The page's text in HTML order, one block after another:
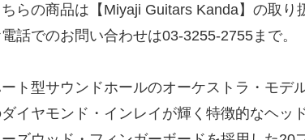
らの商品は【Miyaji Guitars Kanda】の取り
話でのお問い合わせは03-3255-2755まで。
ト型サウンドホールのオーケストラ・モデ
イヤモンド・インレイが輝く特徴的なヘッ